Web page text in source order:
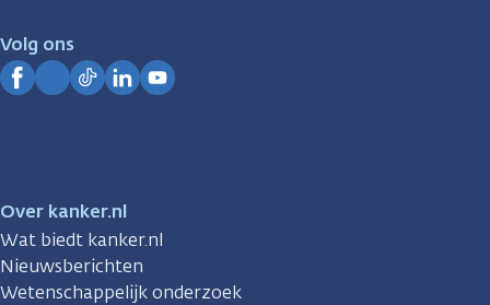
Volg ons
Over kanker.nl
Wat biedt kanker.nl
Nieuwsberichten
Wetenschappelijk onderzoek